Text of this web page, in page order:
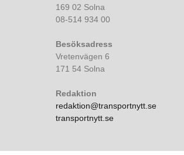
169 02 Solna
08-514 934 00
Besöksadress
Vretenvägen 6
171 54 Solna
Redaktion
redaktion@transportnytt.se
transportnytt.se